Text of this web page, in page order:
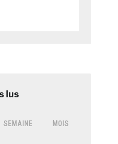
SEMAINE MOIS